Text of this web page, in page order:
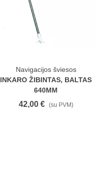
Navigacijos šviesos
INKARO ŽIBINTAS, BALTAS
640MM
42,00 € (su PVM)